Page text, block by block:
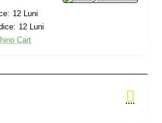
12 Luni
12 Luni
Cart